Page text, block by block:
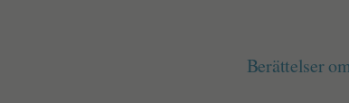
Berättelser